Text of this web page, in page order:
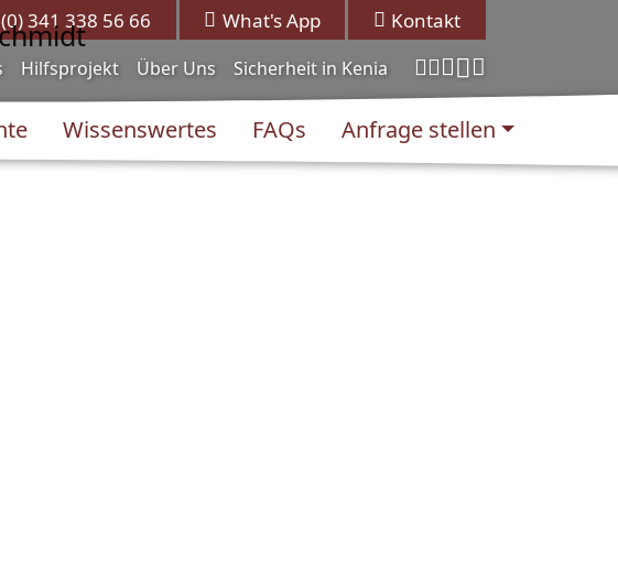
341 338 56 66 What's App Kontakt
Wissenswertes FAQs Anfrage stellen
Hilfsprojekt Über Uns Sicherheit in Kenia